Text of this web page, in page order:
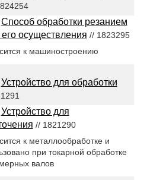
Способ обработки резанием
осуществления // 1823295
к машиностроению
Устройство для обработки
Устройство для
// 1821290
к металлообработке и
при токарной обработке
валов